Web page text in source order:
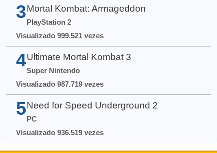
3 Mortal Kombat: Armageddon
PlayStation 2
Visualizado 999.521 vezes
4 Ultimate Mortal Kombat 3
Super Nintendo
Visualizado 987.719 vezes
5 Need for Speed Underground 2
PC
Visualizado 936.519 vezes